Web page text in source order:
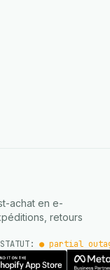
achat en e-
retours
● partial